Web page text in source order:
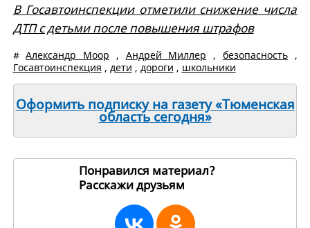
В Госавтоинспекции отметили снижение числа
ДТП с детьми после повышения штрафов
# Александр Моор , Андрей Миллер , безопасность,
Госавтоинспекция , дети , дороги , школьники
Оформить подписку на газету «Тюменская
область сегодня»
Понравился материал?
Расскажи друзьям